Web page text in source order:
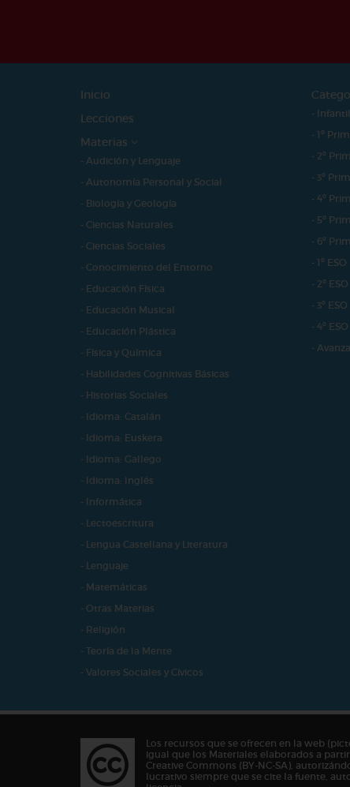
Inicio
Lecciones
Materias
- Audición y Lenguaje
- Autonomía Personal y Social
- Biología y Geología
- Ciencias Naturales
- Ciencias Sociales
- Conocimiento del Entorno
- Educación Física
- Educación Musical
- Educación Plástica
- Física y Química
- Habilidades Cognitivas Básicas
- Historias Sociales
- Idioma: Catalán
- Idioma: Euskera
- Idioma: Gallego
- Idioma: Inglés
- Informática
- Lectoescritura
- Lengua Castellana y Literatura
- Lenguaje
- Matemáticas
- Otras Materias
- Religión
- Teoría de la Mente
- Valores Sociales y Cívicos
- Infantil
- 1º
- 2º
- 3º
- 4º
- 5º
- 6º
- 1º ESO
- 2º ESO
- 3º ESO
- 4º ESO
-
Los recursos que se ofrecen en la web
igual que los Materiales elaborados a
Creative Commons (BY-NC-SA),
lucrativo siempre que se cite la fuente,